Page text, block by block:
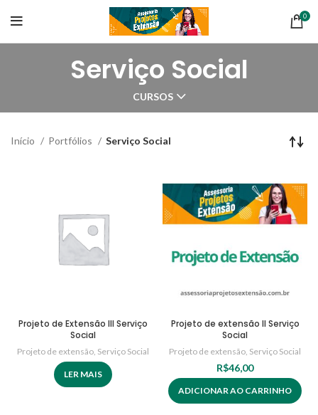
0
Serviço Social
CURSOS
Início Portfólios Serviço Social
Projeto de Extensão III Serviço
Social
Projeto de extensão, Serviço Social
LER MAIS
Projeto de extensão II Serviço
Social
Projeto de extensão, Serviço Social
R$46,00
ADICIONAR AO CARRINHO